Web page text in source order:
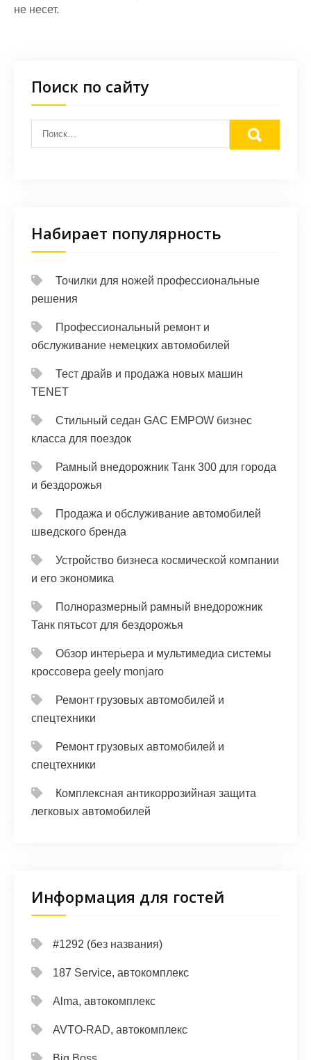
не несет.
Поиск по сайту
Набирает популярность
Точилки для ножей профессиональные
решения
Профессиональный ремонт и
обслуживание немецких автомобилей
Тест драйв и продажа новых машин
TENET
Стильный седан GAC EMPOW бизнес
класса для поездок
Рамный внедорожник Танк 300 для города
и бездорожья
Продажа и обслуживание автомобилей
шведского бренда
Устройство бизнеса космической компании
и его экономика
Полноразмерный рамный внедорожник
Танк пятьсот для бездорожья
Обзор интерьера и мультимедиа системы
кроссовера geely monjaro
Ремонт грузовых автомобилей и
спецтехники
Ремонт грузовых автомобилей и
спецтехники
Комплексная антикоррозийная защита
легковых автомобилей
Информация для гостей
#1292 (без названия)
187 Service, автокомплекс
Alma, автокомплекс
AVTO-RAD, автокомплекс